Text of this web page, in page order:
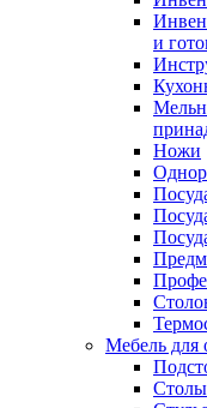
и
Ножи
Мебель для
Столы